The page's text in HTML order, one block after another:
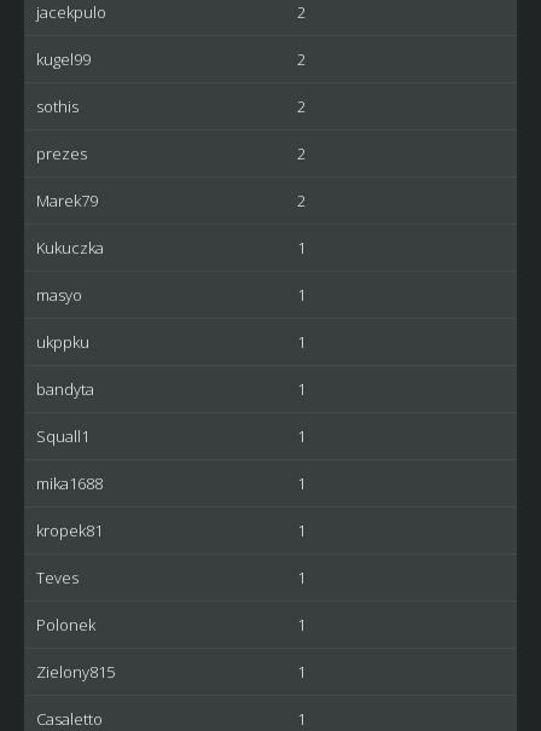
jacekpulo 2
kugel99 2
sothis 2
prezes 2
Marek79 2
Kukuczka 1
masyo 1
ukppku 1
bandyta 1
Squall1 1
mika1688 1
kropek81 1
Teves 1
Polonek 1
Zielony815 1
Casaletto 1